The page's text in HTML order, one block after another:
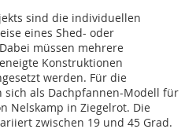
sind die individuellen
eines Shed- oder
müssen mehrere
Konstruktionen
werden. Für die
sich als Dachpfannen-Modell für
Nelskamp in Ziegelrot. Die
zwischen 19 und 45 Grad.